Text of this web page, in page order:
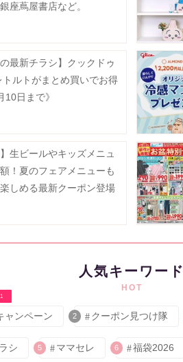
座蔦屋書店など。
の最新チラシ】クックドゥ
トルトがまとめ買いでお得
10日まで》
】生ビールやキッズメニュ
！夏のフェアメニューも
しめる最新クーポン登場
人気キーワード
HOT
ャンペーン 2 クーポン見つけ隊
シ 5 ママセレ 6 福袋2026